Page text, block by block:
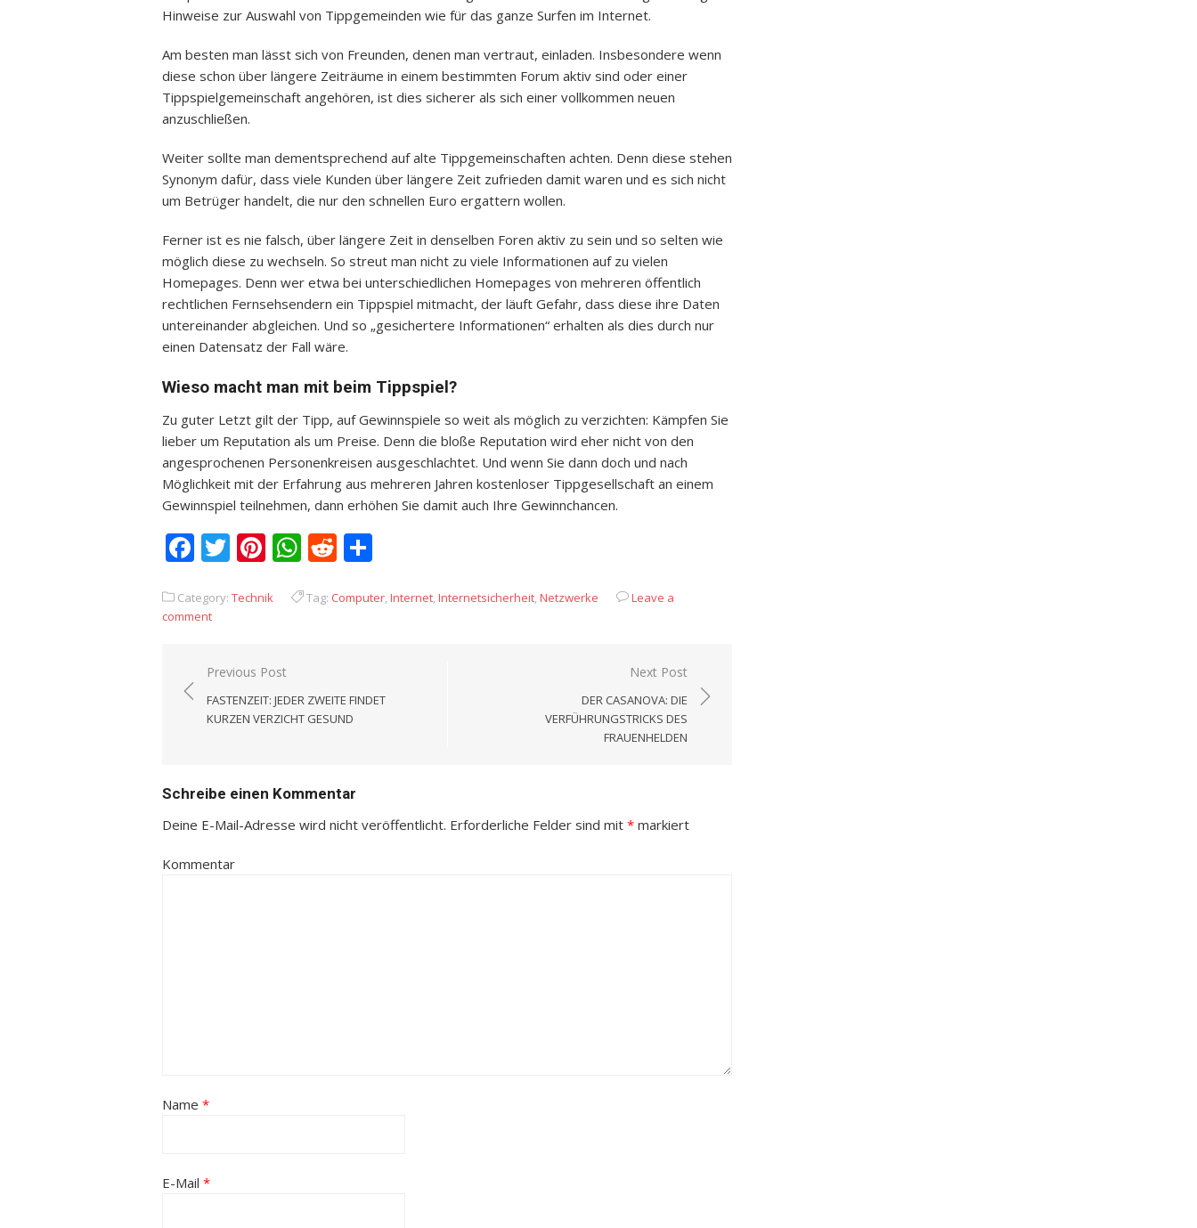
Hinweise zur Auswahl von Tippgemeinden wie für das ganze Surfen im Internet.
Am besten man lässt sich von Freunden, denen man vertraut, einladen. Insbesondere wenn
diese schon über längere Zeiträume in einem bestimmten Forum aktiv sind oder einer
Tippspielgemeinschaft angehören, ist dies sicherer als sich einer vollkommen neuen
anzuschließen.
Weiter sollte man dementsprechend auf alte Tippgemeinschaften achten. Denn diese stehen
Synonym dafür, dass viele Kunden über längere Zeit zufrieden damit waren und es sich nicht
um Betrüger handelt, die nur den schnellen Euro ergattern wollen.
Ferner ist es nie falsch, über längere Zeit in denselben Foren aktiv zu sein und so selten wie
möglich diese zu wechseln. So streut man nicht zu viele Informationen auf zu vielen
Homepages. Denn wer etwa bei unterschiedlichen Homepages von mehreren öffentlich
rechtlichen Fernsehsendern ein Tippspiel mitmacht, der läuft Gefahr, dass diese ihre Daten
untereinander abgleichen. Und so „gesichertere Informationen“ erhalten als dies durch nur
einen Datensatz der Fall wäre.
Wieso macht man mit beim Tippspiel?
Zu guter Letzt gilt der Tipp, auf Gewinnspiele so weit als möglich zu verzichten: Kämpfen Sie
lieber um Reputation als um Preise. Denn die bloße Reputation wird eher nicht von den
angesprochenen Personenkreisen ausgeschlachtet. Und wenn Sie dann doch und nach
Möglichkeit mit der Erfahrung aus mehreren Jahren kostenloser Tippgesellschaft an einem
Gewinnspiel teilnehmen, dann erhöhen Sie damit auch Ihre Gewinnchancen.
Facebook
Twitter
Pinterest
WhatsApp
Reddit
Category: Technik Tag: Computer,Internet,Internetsicherheit,Netzwerke
Leave a
comment
Beitrags-
Navigation
Previous Post
FASTENZEIT: JEDER ZWEITE FINDET
KURZEN VERZICHT GESUND
Next Post
DER CASANOVA: DIE
VERFÜHRUNGSTRICKS DES
FRAUENHELDEN
Schreibe einen Kommentar
Deine E-Mail-Adresse wird nicht veröffentlicht. Erforderliche Felder sind mit * markiert
Kommentar
Name *
E-Mail *